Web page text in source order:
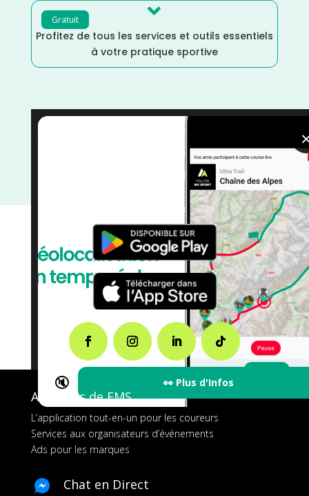
Gratuit 
Profitez de tous les services et outils essentiels
à votre pratique sportive
🔇 👀 Plus d'Infos
Sports Multiples
Distance Semi/Distance
courses
A propos de FMS
L’application tout-en-un pour les coureurs
Services aux organisateurs d’événements
Ads pour les marques
Chat en Direct